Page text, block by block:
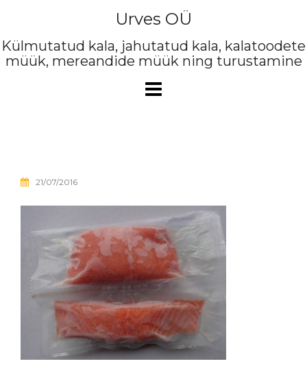
Urves OÜ
Külmutatud kala, jahutatud kala, kalatoodete
müük, mereandide müük ning turustamine
21/07/2016